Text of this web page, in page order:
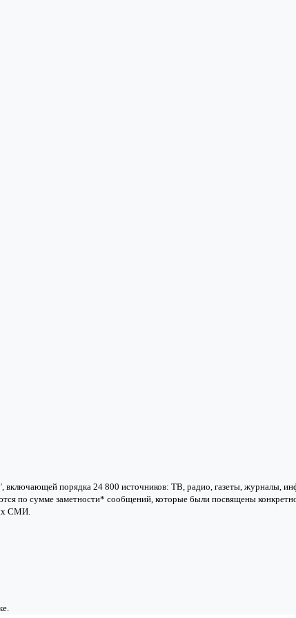
порядка 24 800 источников: ТВ, радио, газеты, журналы,
по сумме заметности* сообщений, которые были посвящены
СМИ.